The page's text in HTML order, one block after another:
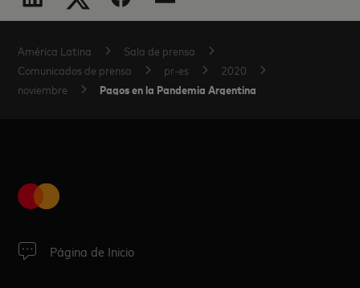
América Latina
Sala de prensa
Comunicados de prensa
pr-es
2020
noviembre
Pagos en la Pandemia Argentina
Página de Inicio